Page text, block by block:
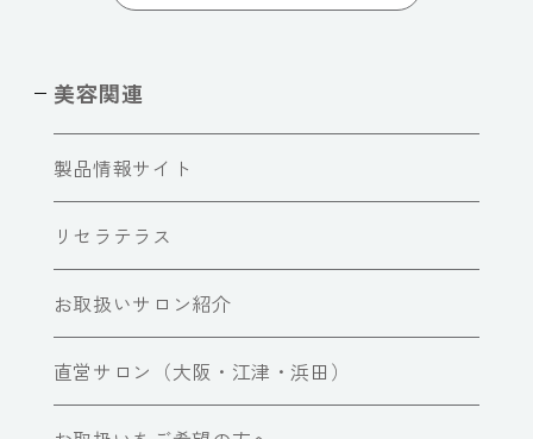
美容関連
製品情報サイト
リセラテラス
お取扱いサロン紹介
直営サロン（大阪・江津・浜田）